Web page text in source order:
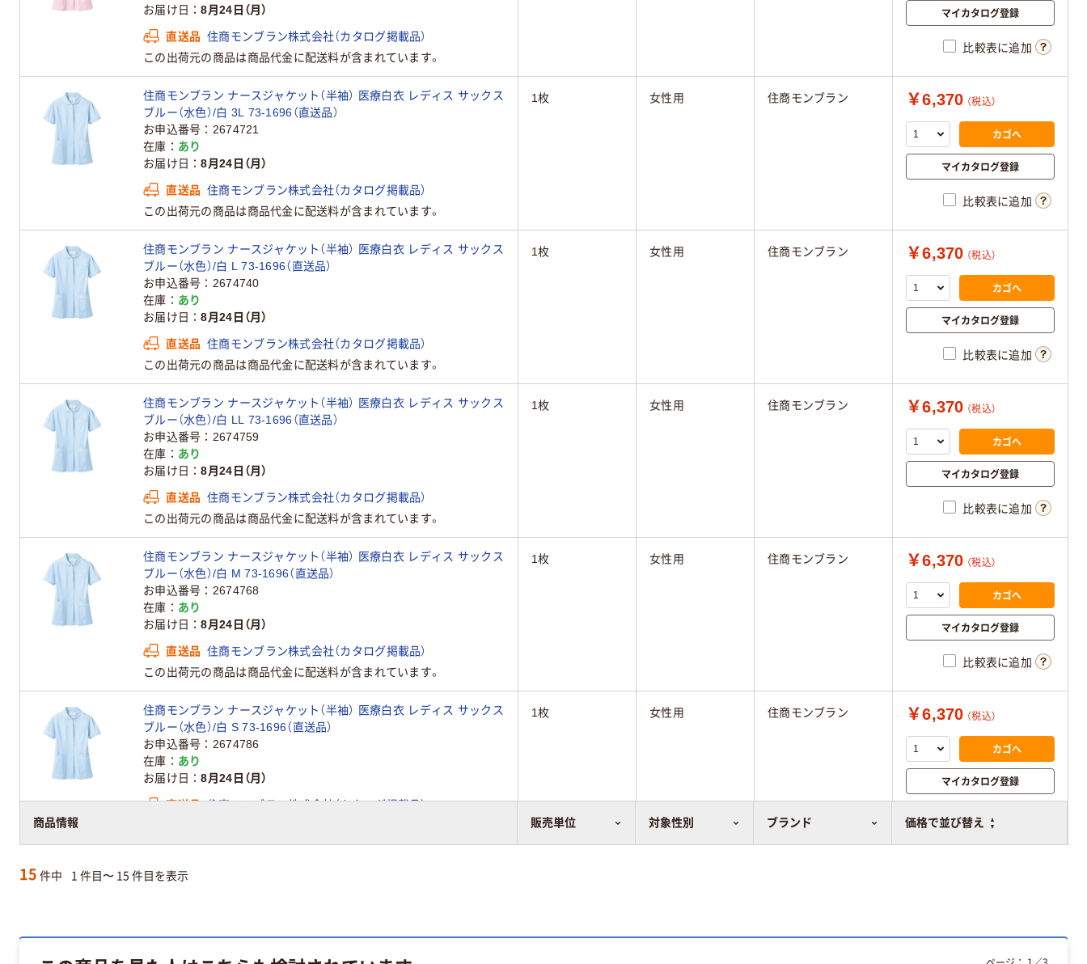
商品情報 販売単位 対象性別 ブランド 価格で並び替え
お届け日
8月24日（月）
直送品 住商モンブラン株式会社（カタログ掲載品）
この出荷元の商品は商品代金に配送料が含まれています。
マイカタログ登録
比較表に追加
住商モンブラン ナースジャケット（半袖） 医療白衣 レディス サックス
ブルー（水色）/白 3L 73-1696（直送品）
お申込番号
2674721
在庫
あり
お届け日
8月24日（月）
直送品 住商モンブラン株式会社（カタログ掲載品）
この出荷元の商品は商品代金に配送料が含まれています。
1枚 女性用 住商モンブラン ￥6,370 （税込）
カゴへ
マイカタログ登録
比較表に追加
住商モンブラン ナースジャケット（半袖） 医療白衣 レディス サックス
ブルー（水色）/白 L 73-1696（直送品）
お申込番号
2674740
在庫
あり
お届け日
8月24日（月）
直送品 住商モンブラン株式会社（カタログ掲載品）
この出荷元の商品は商品代金に配送料が含まれています。
1枚 女性用 住商モンブラン ￥6,370 （税込）
カゴへ
マイカタログ登録
比較表に追加
住商モンブラン ナースジャケット（半袖） 医療白衣 レディス サックス
ブルー（水色）/白 LL 73-1696（直送品）
お申込番号
2674759
在庫
あり
お届け日
8月24日（月）
直送品 住商モンブラン株式会社（カタログ掲載品）
この出荷元の商品は商品代金に配送料が含まれています。
1枚 女性用 住商モンブラン ￥6,370 （税込）
カゴへ
マイカタログ登録
比較表に追加
住商モンブラン ナースジャケット（半袖） 医療白衣 レディス サックス
ブルー（水色）/白 M 73-1696（直送品）
お申込番号
2674768
在庫
あり
お届け日
8月24日（月）
直送品 住商モンブラン株式会社（カタログ掲載品）
この出荷元の商品は商品代金に配送料が含まれています。
1枚 女性用 住商モンブラン ￥6,370 （税込）
カゴへ
マイカタログ登録
比較表に追加
住商モンブラン ナースジャケット（半袖） 医療白衣 レディス サックス
ブルー（水色）/白 S 73-1696（直送品）
お申込番号
2674786
在庫
あり
お届け日
8月24日（月）
直送品 住商モンブラン株式会社（カタログ掲載品）
1枚 女性用 住商モンブラン ￥6,370 （税込）
カゴへ
マイカタログ登録
比較表に追加
15 件中 1 件目〜 15 件目を表示